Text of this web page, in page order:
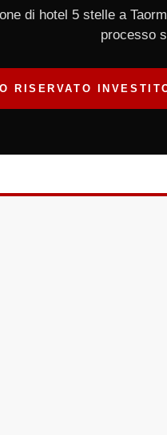
di hotel 5 stelle a
processo
RISERVATO